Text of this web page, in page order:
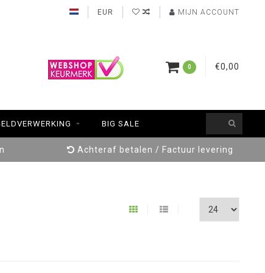
EUR MIJN ACCOUNT
0 €0,00
BIG SALE
Achteraf betalen / Factuur levering